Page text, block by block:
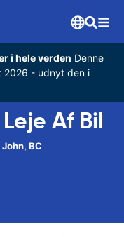
i hele verden Denne
2026 - udnyt den i
Af Bil
BC